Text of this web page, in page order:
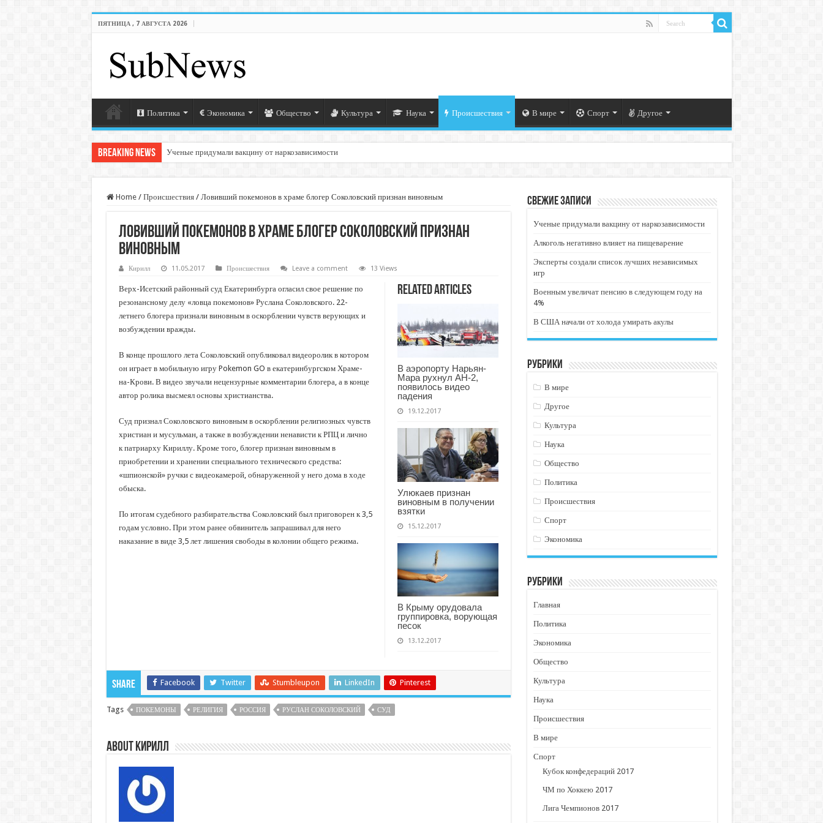
ПЯТНИЦА , 7 АВГУСТА 2026
Политика Экономика Общество Культура Наука Происшествия В мире Спорт Другое
Breaking News Ученые придумали вакцину от наркозависимости
Home / Происшествия / Ловивший покемонов в храме блогер Соколовский признан виновным
Ловивший покемонов в храме блогер Соколовский признан
виновным
Кирилл 11.05.2017 Происшествия Leave a comment 13 Views
Related Articles
В аэропорту Нарьян-
Мара рухнул АН-2,
появилось видео
падения
19.12.2017
Улюкаев признан
виновным в получении
взятки
15.12.2017
В Крыму орудовала
группировка, ворующая
песок
13.12.2017
Верх-Исетский районный суд Екатеринбурга огласил свое решение по
резонансному делу «ловца покемонов» Руслана Соколовского. 22-
летнего блогера признали виновным в оскорблении чувств верующих и
возбуждении вражды.
В конце прошлого лета Соколовский опубликовал видеоролик в котором
он играет в мобильную игру Pokemon GO в екатеринбургском Храме-
на-Крови. В видео звучали нецензурные комментарии блогера, а в конце
автор ролика высмеял основы христианства.
Суд признал Соколовского виновным в оскорблении религиозных чувств
христиан и мусульман, а также в возбуждении ненависти к РПЦ и лично
к патриарху Кириллу. Кроме того, блогер признан виновным в
приобретении и хранении специального технического средства:
«шпионской» ручки с видеокамерой, обнаруженной у него дома в ходе
обыска.
По итогам судебного разбирательства Соколовский был приговорен к 3,5
годам условно. При этом ранее обвинитель запрашивал для него
наказание в виде 3,5 лет лишения свободы в колонии общего режима.
Share Facebook Twitter Stumbleupon LinkedIn Pinterest
Tags ПОКЕМОНЫ РЕЛИГИЯ РОССИЯ РУСЛАН СОКОЛОВСКИЙ СУД
About Кирилл
Свежие записи
Ученые придумали вакцину от наркозависимости
Алкоголь негативно влияет на пищеварение
Эксперты создали список лучших независимых
игр
Военным увеличат пенсию в следующем году на
4%
В США начали от холода умирать акулы
Рубрики
В мире
Другое
Культура
Наука
Общество
Политика
Происшествия
Спорт
Экономика
Рубрики
Главная
Политика
Экономика
Общество
Культура
Наука
Происшествия
В мире
Спорт
Кубок конфедераций 2017
ЧМ по Хоккею 2017
Лига Чемпионов 2017